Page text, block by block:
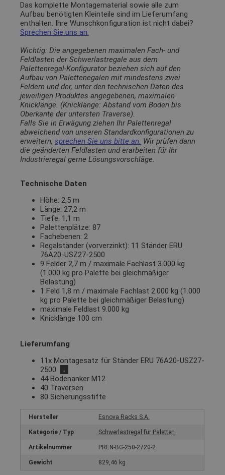
Das komplette Montagematerial sowie alle zum
Aufbau benötigten Kleinteile sind im Lieferumfang
enthalten. Ihre Wunschkonfiguration ist nicht dabei?
Sprechen Sie uns an.
Wichtig: Die angegebenen maximalen Fach- und
Feldlasten der Schwerlastregale aus dem
Palettenregal-Konfigurator beziehen sich auf den
Aufbau von Palettenegalen mit mindestens zwei
Feldern und der, unter den technischen Daten des
jeweiligen Produktes angegebenen, maximalen
Knicklänge. (Knicklänge: Abstand vom Boden bis
Oberkante der untersten Traverse).
Falls Sie in Erwägung ziehen Ihr Palettenregal
abweichend von unseren Standardkonfigurationen zu
erweitern, sprechen Sie uns bitte an. Wir prüfen dann
die geänderten Feldlasten und erarbeiten für Ihr
Industrieregal gerne Lösungsvorschläge.
Technische Daten
Höhe: 2,5 m
Länge: 27,2 m
Tiefe: 1,1 m
Palettenplätze: 87
Fachebenen: 2
Regalständer (vorverzinkt): 11 Ständer ERU
76A20-USZ27-2500
9 Felder 2,7 m / maximale Fachlast 3.000 kg
(1.000 kg pro Palette bei gleichmäßiger
Belastung)
1 Feld 1,8 m / maximale Fachlast 2.000 kg (1.000
kg pro Palette bei gleichmäßiger Belastung)
maximale Feldlast 9.000 kg
Knicklänge 100 cm
Lieferumfang
11x Montagesatz für Ständer ERU 76A20-USZ27-
2500
↓
44 Bodenanker M12
40 Traversen
80 Sicherungsstifte
Hersteller Esnova Racks S.A.
Kategorie / Typ Schwerlastregal für Paletten
Artikelnummer PREN-BG-250-2720-2
Gewicht 829,46 kg